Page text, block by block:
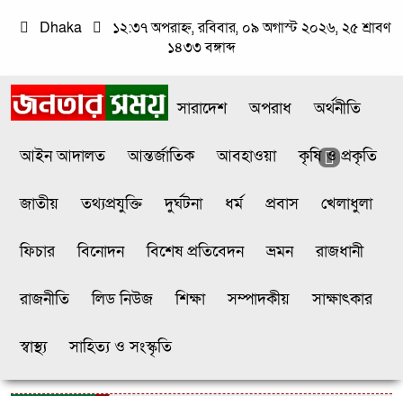
Dhaka
১২:৩৭ অপরাহ্ন, রবিবার, ০৯ অগাস্ট ২০২৬, ২৫ শ্রাবণ
১৪৩৩ বঙ্গাব্দ
সারাদেশ অপরাধ অর্থনীতি
আইন আদালত আন্তর্জাতিক আবহাওয়া কৃষি ও প্রকৃতি
জাতীয় তথ্যপ্রযুক্তি দুর্ঘটনা ধর্ম প্রবাস খেলাধুলা
ফিচার বিনোদন বিশেষ প্রতিবেদন ভ্রমন রাজধানী
রাজনীতি লিড নিউজ শিক্ষা সম্পাদকীয় সাক্ষাৎকার
স্বাস্থ্য সাহিত্য ও সংস্কৃতি